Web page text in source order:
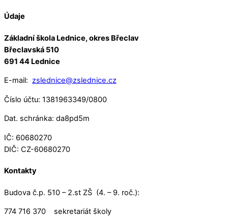
Údaje
Základní škola Lednice, okres Břeclav
Břeclavská 510
691 44 Lednice
E-mail: zslednice@zslednice.cz
Číslo účtu: 1381963349/0800
Dat. schránka: da8pd5m
IČ: 60680270
DIČ: CZ-60680270
Kontakty
Budova č.p. 510 – 2.st ZŠ (4. – 9. roč.):
774 716 370 sekretariát školy